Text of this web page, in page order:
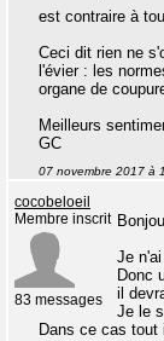
est contraire à
Ceci dit rien ne
l'évier : les
organe de
Meilleurs
GC
07 novembre 2017 à
cocobeloeil
Membre inscrit
83 messages
Je
Donc
il
Je le
Dans ce cas tout